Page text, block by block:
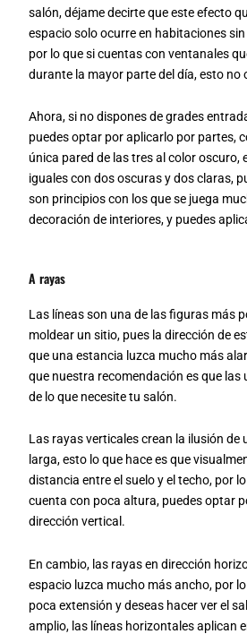
salón, déjame decirte que este efecto
espacio solo ocurre en habitaciones
por lo que si cuentas con ventanales
durante la mayor parte del día, esto no
Ahora, si no dispones de grades
puedes optar por aplicarlo por partes,
única pared de las tres al color oscuro,
iguales con dos oscuras y dos claras,
son principios con los que se juega
decoración de interiores, y puedes
A rayas
Las líneas son una de las figuras más
moldear un sitio, pues la dirección de
que una estancia luzca mucho más
que nuestra recomendación es que las
de lo que necesite tu salón.
Las rayas verticales crean la ilusión de
larga, esto lo que hace es que
distancia entre el suelo y el techo, por
cuenta con poca altura, puedes optar
dirección vertical.
En cambio, las rayas en dirección
espacio luzca mucho más ancho, por
poca extensión y deseas hacer ver el
amplio, las líneas horizontales aplican